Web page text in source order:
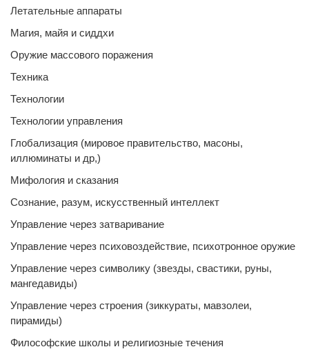
Летательные аппараты
Магия, майя и сиддхи
Оружие массового поражения
Техника
Технологии
Технологии управления
Глобализация (мировое правительство, масоны,
иллюминаты и др,)
Мифология и сказания
Сознание, разум, искусственный интеллект
Управление через затваривание
Управление через психовоздействие, психотронное оружие
Управление через символику (звезды, свастики, руны,
мангедавиды)
Управление через строения (зиккураты, мавзолеи,
пирамиды)
Философские школы и религиозные течения